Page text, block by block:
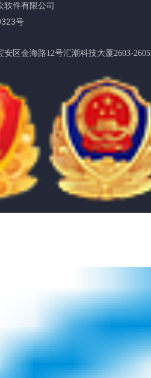
软件有限公司
号
区金海路12号汇潮科技大厦2603-2605